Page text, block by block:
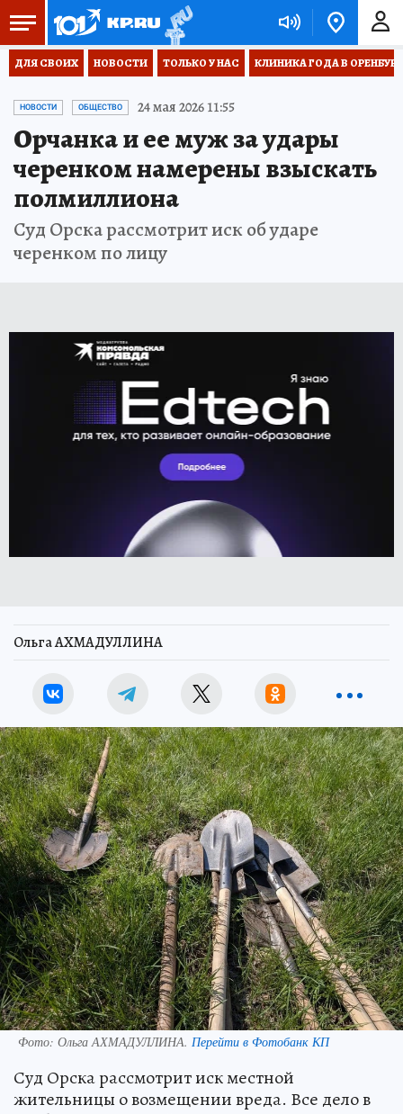
ДЛЯ СВОИХ НОВОСТИ ТОЛЬКО У НАС КЛИНИКА ГОДА В
НОВОСТИ ОБЩЕСТВО 24 мая 2026 11:55
Орчанка и ее муж за удары
черенком намерены взыскать
полмиллиона
Суд Орска рассмотрит иск об ударе
черенком по лицу
Ольга АХМАДУЛЛИНА
Фото: Ольга АХМАДУЛЛИНА. Перейти в Фотобанк КП
Суд Орска рассмотрит иск местной
жительницы о возмещении вреда. Все дело в